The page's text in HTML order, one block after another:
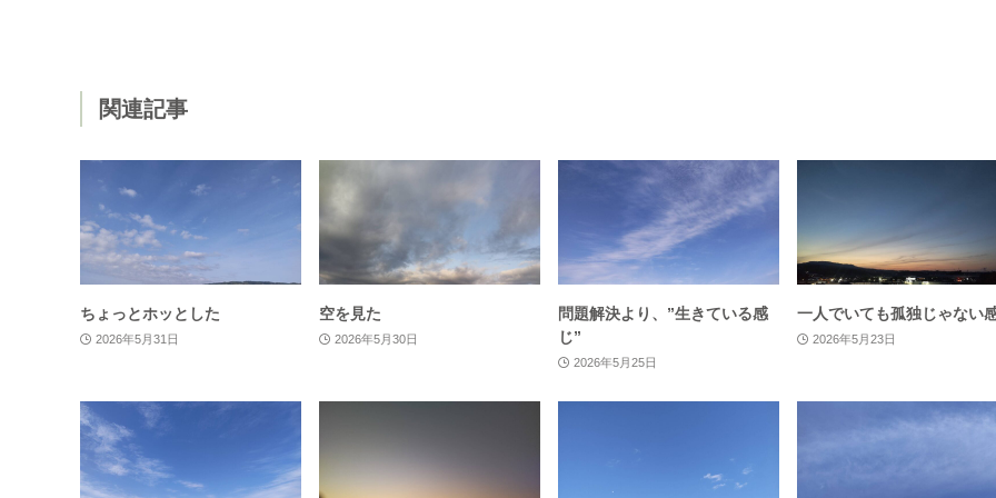
関連記事
ちょっとホッとした
2026年5月31日
空を見た
2026年5月30日
問題解決より、”生きている感
じ”
2026年5月25日
一人でいても孤独じゃない
2026年5月23日